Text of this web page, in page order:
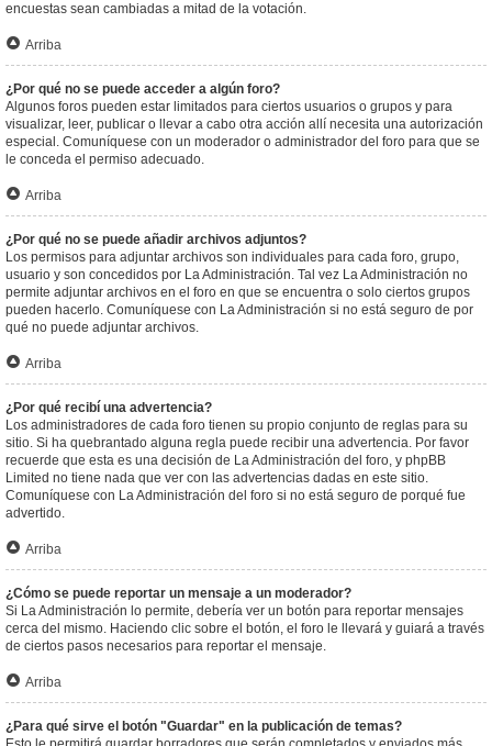
encuestas sean cambiadas a mitad de la votación.
Arriba
¿Por qué no se puede acceder a algún foro?
Algunos foros pueden estar limitados para ciertos usuarios o grupos y para
visualizar, leer, publicar o llevar a cabo otra acción allí necesita una autorización
especial. Comuníquese con un moderador o administrador del foro para que se
le conceda el permiso adecuado.
Arriba
¿Por qué no se puede añadir archivos adjuntos?
Los permisos para adjuntar archivos son individuales para cada foro, grupo,
usuario y son concedidos por La Administración. Tal vez La Administración no
permite adjuntar archivos en el foro en que se encuentra o solo ciertos grupos
pueden hacerlo. Comuníquese con La Administración si no está seguro de por
qué no puede adjuntar archivos.
Arriba
¿Por qué recibí una advertencia?
Los administradores de cada foro tienen su propio conjunto de reglas para su
sitio. Si ha quebrantado alguna regla puede recibir una advertencia. Por favor
recuerde que esta es una decisión de La Administración del foro, y phpBB
Limited no tiene nada que ver con las advertencias dadas en este sitio.
Comuníquese con La Administración del foro si no está seguro de porqué fue
advertido.
Arriba
¿Cómo se puede reportar un mensaje a un moderador?
Si La Administración lo permite, debería ver un botón para reportar mensajes
cerca del mismo. Haciendo clic sobre el botón, el foro le llevará y guiará a través
de ciertos pasos necesarios para reportar el mensaje.
Arriba
¿Para qué sirve el botón "Guardar" en la publicación de temas?